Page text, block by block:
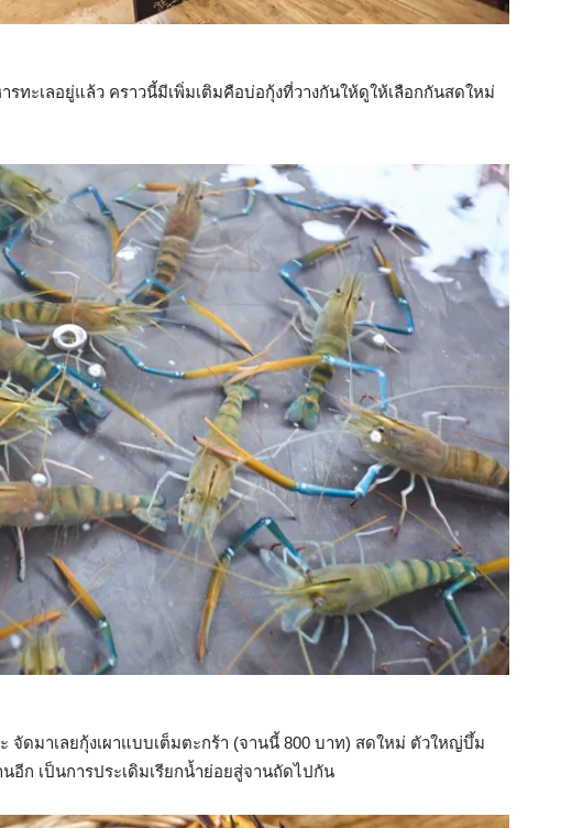
ทะเลอยู่แล้ว คราวนี้มีเพิ่มเติมคือบ่อกุ้งที่วางกันให้ดูให้เลือกกันสดใหม่
จัดมาเลยกุ้งเผาแบบเต็มตะกร้า (จานนี้ 800 บาท) สดใหม่ ตัวใหญ่บึ้ม
ก เป็นการประเดิมเรียกน้ำย่อยสู่จานถัดไปกัน